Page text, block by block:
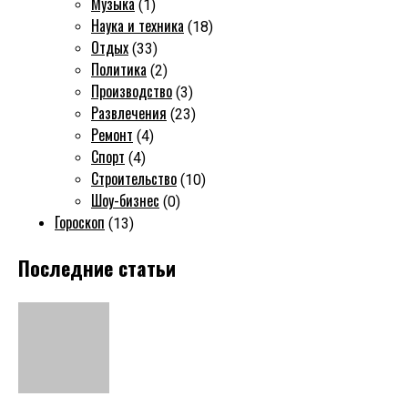
(1)
Наука и техника (18)
Отдых (33)
Политика (2)
Производство (3)
Развлечения (23)
Ремонт (4)
Спорт (4)
Строительство (10)
Шоу-бизнес (0)
Гороскоп (13)
Последние статьи